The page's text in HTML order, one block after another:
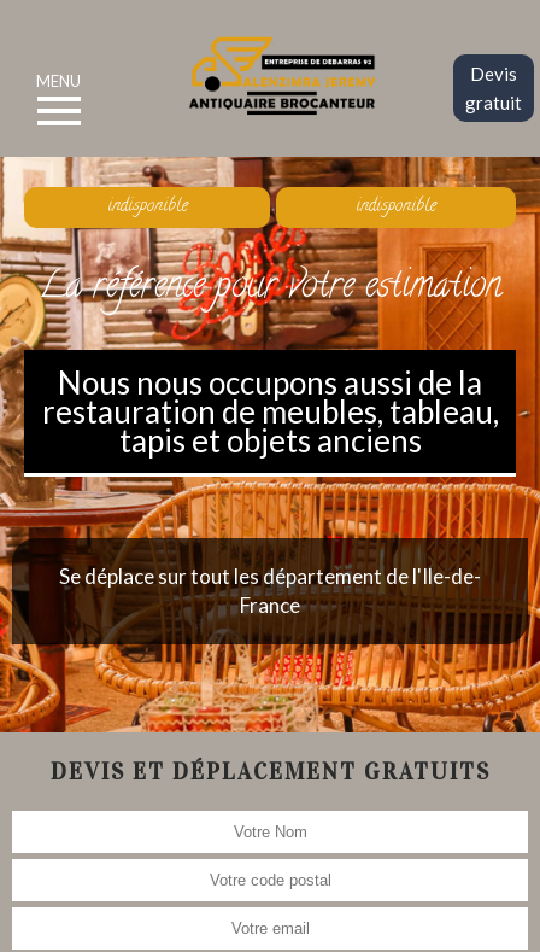
Devis
gratuit
MENU
indisponible indisponible
La référence pour votre estimation
Nous nous occupons aussi de la
restauration de meubles, tableau,
tapis et objets anciens
Se déplace sur tout les département de l'Ile-de-
France
DEVIS ET DÉPLACEMENT GRATUITS